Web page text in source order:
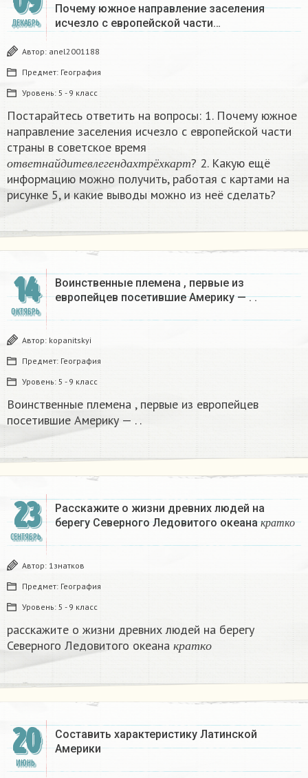
ДЕКАБРЬ
Почему южное направление заселения
исчезло с европейской части…
Автор: anel2001188
Предмет: География
Уровень: 5 - 9 класс
Постарайтесь ответить на вопросы: 1. Почему южное
направление заселения исчезло с европейской части
страны в советское время
о т в е т н а й д и т е вл е г е н д ахт р ё хка р т
ответнайдитевл егенд
? 2. Какую ещё
информацию можно получить, работая с картами на
рисунке 5, и какие выводы можно из неё сделать?​
14
ОКТЯБРЬ
Воинственные племена , первые из
европейцев посетившие Америку — . .
Автор: kopanitskyi
Предмет: География
Уровень: 5 - 9 класс
Воинственные племена , первые из европейцев
посетившие Америку — . .
23
СЕНТЯБРЬ
Расскажите о жизни древних людей на
берегу Северного Ледовитого океанакр а т к о
к
​
Автор: 1знатков
Предмет: География
Уровень: 5 - 9 класс
расскажите о жизни древних людей на берегу
Северного Ледовитого океана
кр а т к о
крат ко
20
ИЮНЬ
Составить характеристику Латинской
Америки